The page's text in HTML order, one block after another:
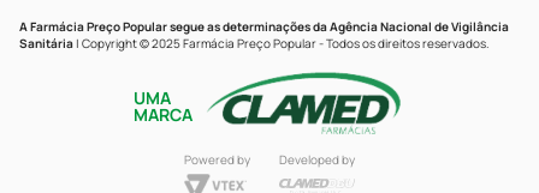
A Farmácia Preço Popular segue as determinações da Agência Nacional de Vigilância
Sanitária | Copyright © 2025 Farmácia Preço Popular - Todos os direitos reservados.
UMA
MARCA
Powered by Developed by